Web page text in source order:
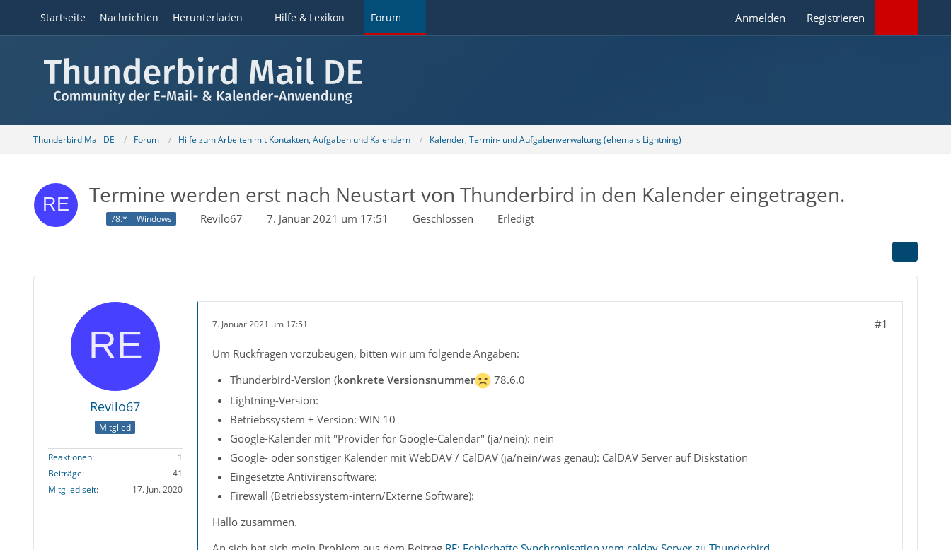
Startseite Nachrichten Herunterladen Hilfe & Lexikon Forum Anmelden Registrieren
Thunderbird Mail DE Forum Hilfe zum Arbeiten mit Kontakten, Aufgaben und Kalendern Kalender, Termin- und Aufgabenverwaltung (ehemals Lightning)
Termine werden erst nach Neustart von Thunderbird in den Kalender eingetragen.
78.* Windows Revilo67 7. Januar 2021 um 17:51 Geschlossen Erledigt
Revilo67
Mitglied
Reaktionen
1
Beiträge
41
Mitglied seit
17. Jun. 2020
7. Januar 2021 um 17:51 #1
Um Rückfragen vorzubeugen, bitten wir um folgende Angaben:
Thunderbird-Version (konkrete Versionsnummer
78.6.0
Lightning-Version:
Betriebssystem + Version: WIN 10
Google-Kalender mit "Provider for Google-Calendar" (ja/nein): nein
Google- oder sonstiger Kalender mit WebDAV / CalDAV (ja/nein/was genau): CalDAV Server auf Diskstation
Eingesetzte Antivirensoftware:
Firewall (Betriebssystem-intern/Externe Software):
Hallo zusammen.